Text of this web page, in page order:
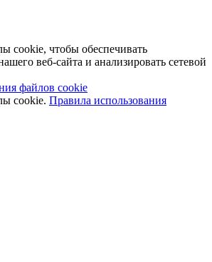
cookie, чтобы обеспечивать
веб-сайта и анализировать сетевой
файлов cookie
cookie. Правила использования